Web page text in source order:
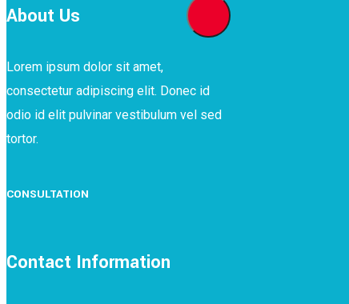
About Us
Lorem ipsum dolor sit amet,
consectetur adipiscing elit. Donec id
odio id elit pulvinar vestibulum vel sed
tortor.
CONSULTATION
Contact Information